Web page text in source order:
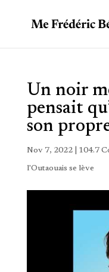
Un noir
pensait
son
Nov 7, 2022| 104.7
l'Outaouais se lève